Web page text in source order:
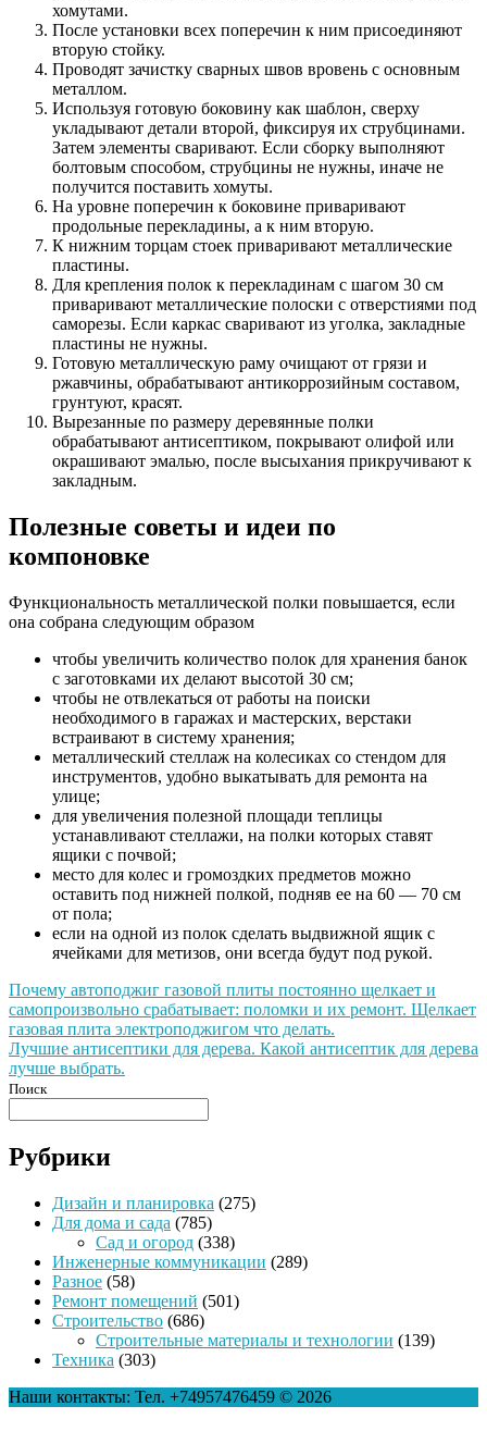
хомутами.
После установки всех поперечин к ним присоединяют
вторую стойку.
Проводят зачистку сварных швов вровень с основным
металлом.
Используя готовую боковину как шаблон, сверху
укладывают детали второй, фиксируя их струбцинами.
Затем элементы сваривают. Если сборку выполняют
болтовым способом, струбцины не нужны, иначе не
получится поставить хомуты.
На уровне поперечин к боковине приваривают
продольные перекладины, а к ним вторую.
К нижним торцам стоек приваривают металлические
пластины.
Для крепления полок к перекладинам с шагом 30 см
приваривают металлические полоски с отверстиями под
саморезы. Если каркас сваривают из уголка, закладные
пластины не нужны.
Готовую металлическую раму очищают от грязи и
ржавчины, обрабатывают антикоррозийным составом,
грунтуют, красят.
Вырезанные по размеру деревянные полки
обрабатывают антисептиком, покрывают олифой или
окрашивают эмалью, после высыхания прикручивают к
закладным.
Полезные советы и идеи по
компоновке
Функциональность металлической полки повышается, если
она собрана следующим образом
чтобы увеличить количество полок для хранения банок
с заготовками их делают высотой 30 см;
чтобы не отвлекаться от работы на поиски
необходимого в гаражах и мастерских, верстаки
встраивают в систему хранения;
металлический стеллаж на колесиках со стендом для
инструментов, удобно выкатывать для ремонта на
улице;
для увеличения полезной площади теплицы
устанавливают стеллажи, на полки которых ставят
ящики с почвой;
место для колес и громоздких предметов можно
оставить под нижней полкой, подняв ее на 60 — 70 см
от пола;
если на одной из полок сделать выдвижной ящик с
ячейками для метизов, они всегда будут под рукой.
Навигация
по
записям
Почему автоподжиг газовой плиты постоянно щелкает и
самопроизвольно срабатывает: поломки и их ремонт. Щелкает
газовая плита электроподжигом что делать.
Лучшие антисептики для дерева. Какой антисептик для дерева
лучше выбрать.
Поиск
Рубрики
Дизайн и планировка (275)
Для дома и сада (785)
Сад и огород (338)
Инженерные коммуникации (289)
Разное (58)
Ремонт помещений (501)
Строительство (686)
Строительные материалы и технологии (139)
Техника (303)
Наши контакты: Тел. +74957476459 © 2026